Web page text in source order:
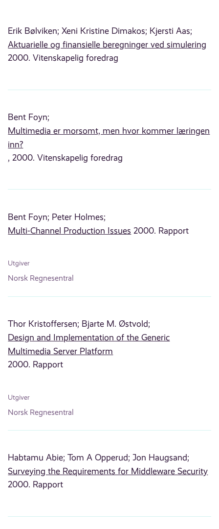
Erik Bølviken; Xeni Kristine Dimakos; Kjersti Aas;
Aktuarielle og finansielle beregninger ved simulering
2000. Vitenskapelig foredrag
Bent Foyn;
Multimedia er morsomt, men hvor kommer læringen
inn?
, 2000. Vitenskapelig foredrag
Bent Foyn; Peter Holmes;
Multi-Channel Production Issues 2000. Rapport
Utgiver
Norsk Regnesentral
Thor Kristoffersen; Bjarte M. Østvold;
Design and Implementation of the Generic
Multimedia Server Platform
2000. Rapport
Utgiver
Norsk Regnesentral
Habtamu Abie; Tom A Opperud; Jon Haugsand;
Surveying the Requirements for Middleware Security
2000. Rapport